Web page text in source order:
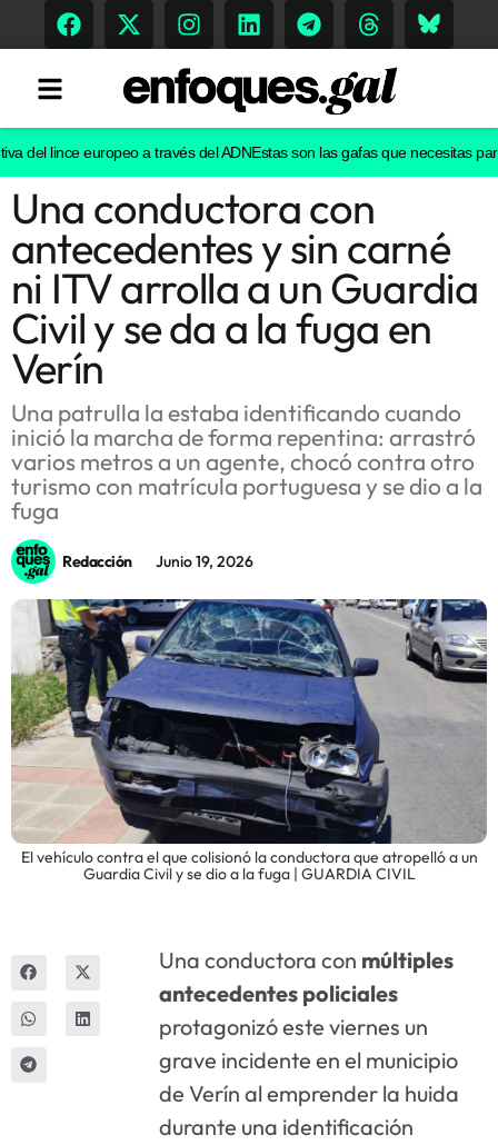
Tendencias
Memoria Histórica
Gastronomía
Escenarios
Sostenibilidad
Innova
lince europeo a través del ADNEstas son las gafas que necesitas para
Una conductora con
antecedentes y sin carné
ni ITV arrolla a un Guardia
Civil y se da a la fuga en
Verín
Una patrulla la estaba identificando cuando
inició la marcha de forma repentina: arrastró
varios metros a un agente, chocó contra otro
turismo con matrícula portuguesa y se dio a la
fuga
Redacción Junio 19, 2026
El vehículo contra el que colisionó la conductora que atropelló a un
Guardia Civil y se dio a la fuga | GUARDIA CIVIL
Una conductora con múltiples
antecedentes policiales
protagonizó este viernes un
grave incidente en el municipio
de Verín al emprender la huida
durante una identificación